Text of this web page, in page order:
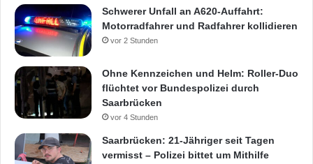
Schwerer Unfall an A620-Auffahrt:
Motorradfahrer und Radfahrer kollidieren
vor 2 Stunden
Ohne Kennzeichen und Helm: Roller-Duo
flüchtet vor Bundespolizei durch
Saarbrücken
vor 4 Stunden
Saarbrücken: 21-Jähriger seit Tagen
vermisst – Polizei bittet um Mithilfe